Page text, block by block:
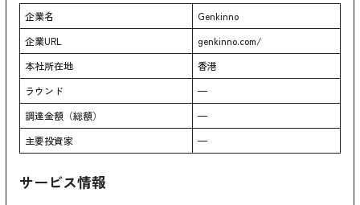
企業名
Genkinno
企業URL
genkinno.com/
本社所在地
香港
ラウンド
—
調達金額（総額）
—
主要投資家
—
サービス情報